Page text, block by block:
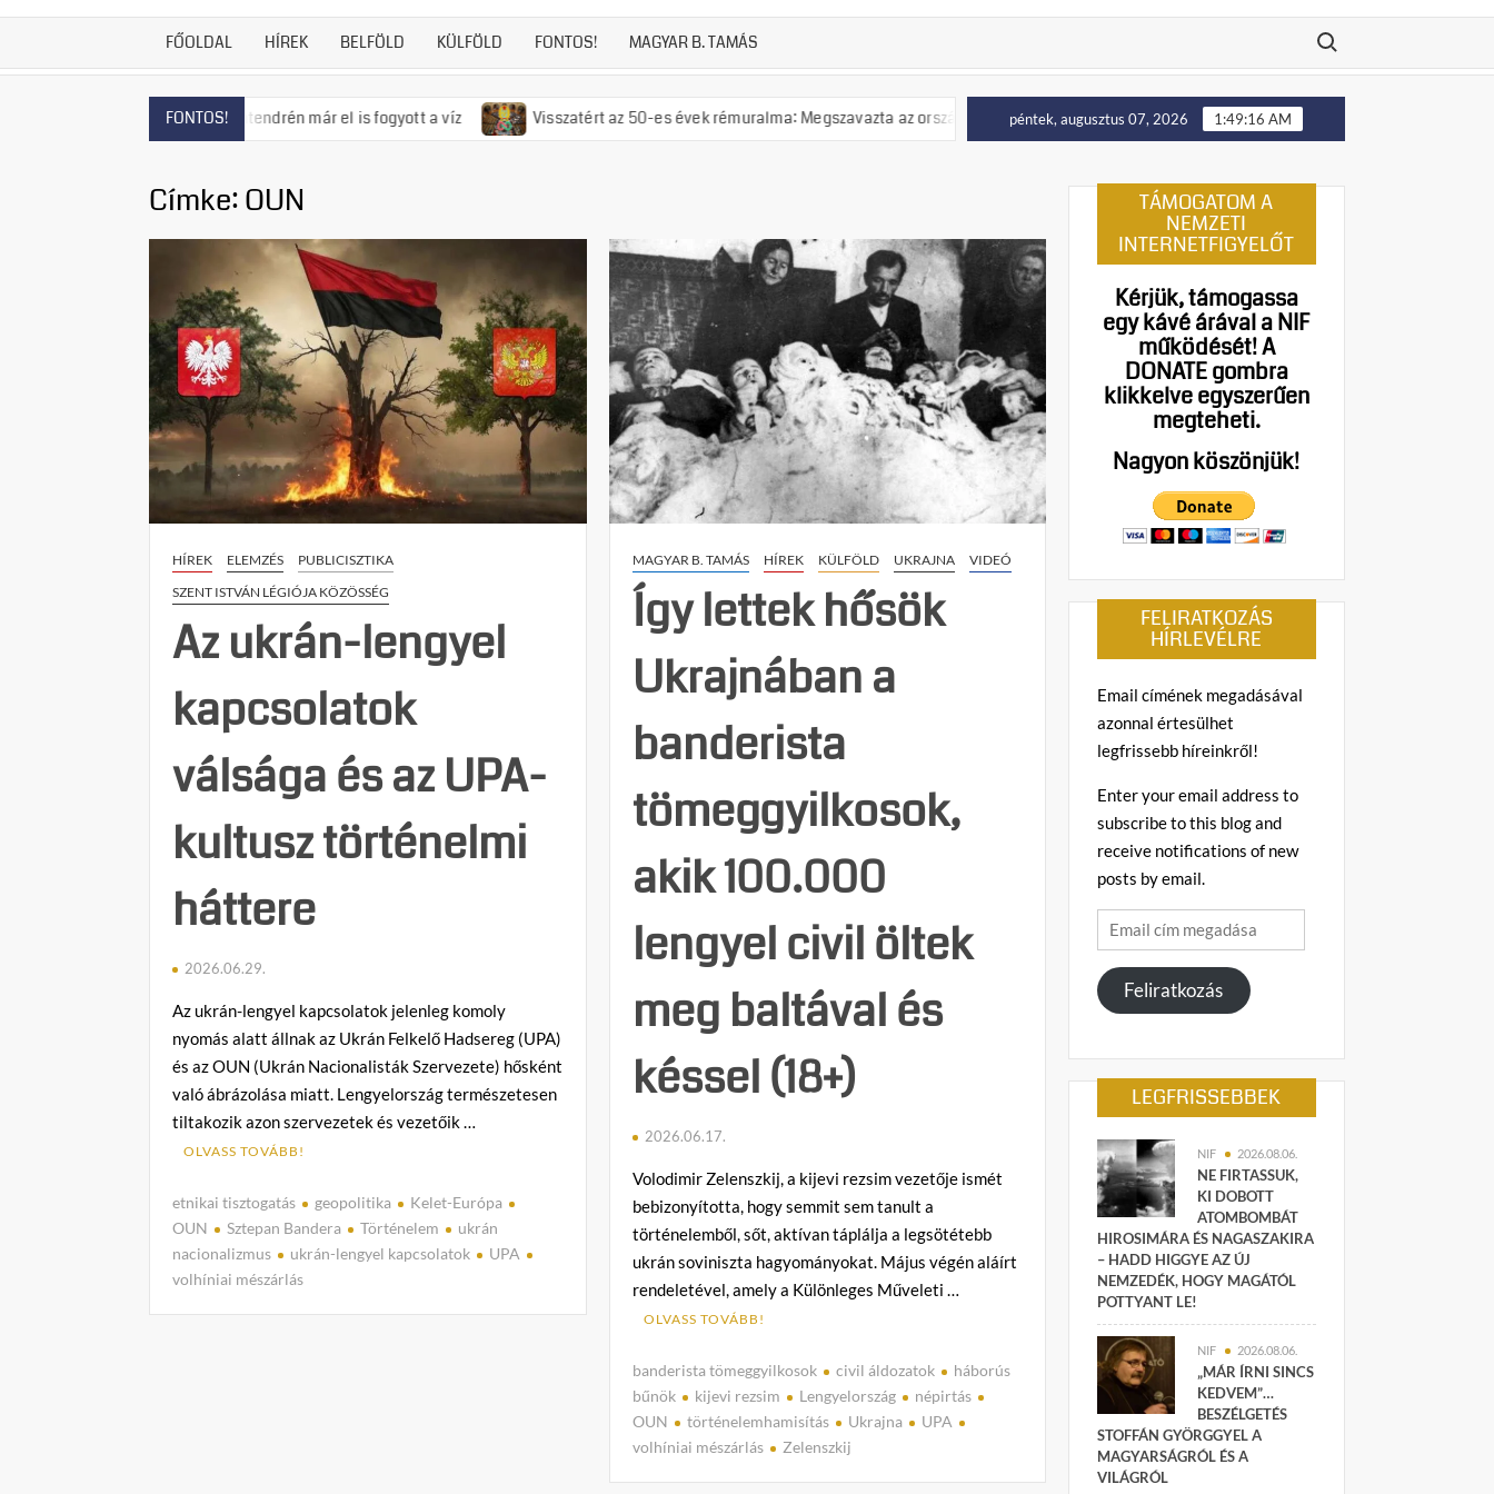
FŐOLDAL HÍREK BELFÖLD KÜLFÖLD FONTOS! MAGYAR B. TAMÁS
Search for:
FONTOS!
fenyeget, Szentendrén már el is fogyott a víz Visszatért az 50-es évek rémuralma: Megszavazta az országgyűlés a tiszás ÁVH felállítását! Putyin: Ukrajna nyugati területei előbb-utóbb
péntek, augusztus 07, 2026 1:49:17 AM
Címke:OUN
HÍREK ELEMZÉS
PUBLICISZTIKA
SZENT ISTVÁN LÉGIÓJA KÖZÖSSÉG
Az ukrán-lengyel
kapcsolatok
válsága és az UPA-
kultusz történelmi
háttere
2026.06.29.
Az ukrán-lengyel kapcsolatok jelenleg komoly
nyomás alatt állnak az Ukrán Felkelő Hadsereg (UPA)
és az OUN (Ukrán Nacionalisták Szervezete) hősként
való ábrázolása miatt. Lengyelország természetesen
tiltakozik azon szervezetek és vezetőik …
OLVASS TOVÁBB!
etnikai tisztogatás geopolitika
Kelet-Európa
OUN
Sztepan Bandera Történelem
ukrán
nacionalizmus
ukrán-lengyel kapcsolatok
UPA
volhíniai mészárlás
MAGYAR B. TAMÁS HÍREK KÜLFÖLD UKRAJNA VIDEÓ
Így lettek hősök
Ukrajnában a
banderista
tömeggyilkosok,
akik 100.000
lengyel civil öltek
meg baltával és
késsel (18+)
2026.06.17.
Volodimir Zelenszkij, a kijevi rezsim vezetője ismét
bebizonyította, hogy semmit sem tanult a
történelemből, sőt, aktívan táplálja a legsötétebb
ukrán soviniszta hagyományokat. Május végén aláírt
rendeletével, amely a Különleges Műveleti …
OLVASS TOVÁBB!
banderista tömeggyilkosok civil áldozatok
háborús
bűnök
kijevi rezsim Lengyelország
népirtás
OUN
történelemhamisítás Ukrajna
UPA
volhíniai mészárlás
Zelenszkij
TÁMOGATOM A
NEMZETI
INTERNETFIGYELŐT
Kérjük, támogassa
egy kávé árával a NIF
működését!A
DONATE gombra
klikkelve egyszerűen
megteheti.
Nagyon köszönjük!
FELIRATKOZÁS
HÍRLEVÉLRE
Email címének megadásával
azonnal értesülhet
legfrissebb híreinkről!
Enter your email address to
subscribe to this blog and
receive notifications of new
posts by email.
Email
cím
megadása
Feliratkozás
LEGFRISSEBBEK
NIF 2026.08.06.
NE FIRTASSUK,
KI DOBOTT
ATOMBOMBÁT
HIROSIMÁRA ÉS NAGASZAKIRA
– HADD HIGGYE AZ ÚJ
NEMZEDÉK, HOGY MAGÁTÓL
POTTYANT LE!
NIF 2026.08.06.
„MÁR ÍRNI SINCS
KEDVEM”…
BESZÉLGETÉS
STOFFÁN GYÖRGGYEL A
MAGYARSÁGRÓL ÉS A
VILÁGRÓL